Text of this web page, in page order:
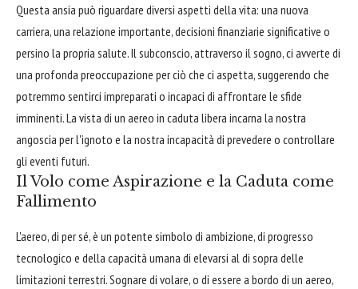
Questa ansia può riguardare diversi aspetti della vita: una nuova
carriera, una relazione importante, decisioni finanziarie significative o
persino la propria salute. Il subconscio, attraverso il sogno, ci avverte di
una profonda preoccupazione per ciò che ci aspetta, suggerendo che
potremmo sentirci impreparati o incapaci di affrontare le sfide
imminenti. La vista di un aereo in caduta libera incarna la nostra
angoscia per l'ignoto e la nostra incapacità di prevedere o controllare
gli eventi futuri.
Il Volo come Aspirazione e la Caduta come
Fallimento
L'aereo, di per sé, è un potente simbolo di ambizione, di progresso
tecnologico e della capacità umana di elevarsi al di sopra delle
limitazioni terrestri. Sognare di volare, o di essere a bordo di un aereo,